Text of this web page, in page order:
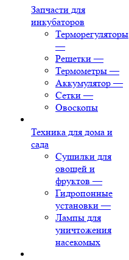
Запчасти для
инкубаторов
Терморегуляторы
—
Решетки —
Термометры —
Аккумулятор —
Сетки —
Овоскопы
Техника для дома и
сада
Сушилки для
овощей и
фруктов —
Гидропонные
установки —
Лампы для
уничтожения
насекомых